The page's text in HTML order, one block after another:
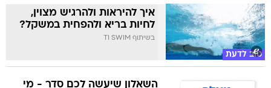
טוב לדעת
איך להיראות ולהרגיש מצוין,
לחיות בריא ולהפחית במשקל?
בשיתוף TI SWIM
השאלון שיעשה לכם סדר - מי